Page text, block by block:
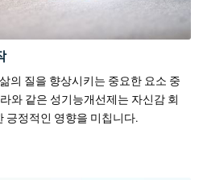
의 질을 향상시키는 중요한 요소 중
와 같은 성기능개선제는 자신감 회
긍정적인 영향을 미칩니다.